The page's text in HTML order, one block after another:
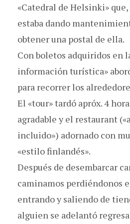
«Catedral de Helsinki»
estaba dando
obtener una postal de ella.
Con boletos adquiridos en
información turística»
para recorrer los
El «tour» tardó apróx. 4
agradable y el restaurant
incluido») adornado con
«estilo finlandés».
Después de desembarcar
caminamos perdiéndonos
entrando y saliendo de
alguien se adelantó